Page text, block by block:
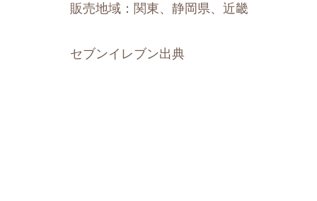
販売地域：関東、静岡県、近畿
セブンイレブン出典